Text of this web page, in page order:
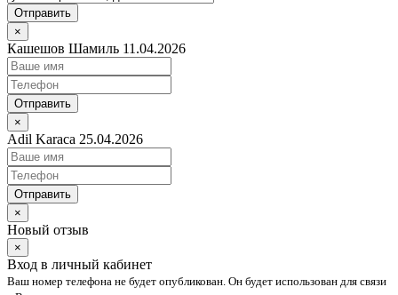
Отправить
×
Кашешов Шамиль 11.04.2026
Отправить
×
Adil Karaca 25.04.2026
Отправить
×
Новый отзыв
×
Вход в личный кабинет
Ваш номер телефона не будет опубликован. Он будет использован для связи